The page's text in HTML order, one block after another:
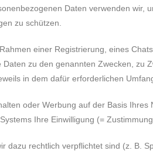
Daten verwenden wir,
zu schützen.
einer Registrierung, eines
zu den genannten Zwecken,
in dem dafür erforderlichen
oder Werbung auf der Basis
Ihre Einwilligung (=
dazu rechtlich verpflichtet sind (z. B.